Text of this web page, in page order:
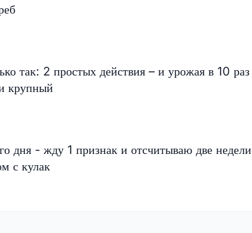
так: 2 простых действия – и урожая в 10 раз
крупный
дня - жду 1 признак и отсчитываю две
с кулак